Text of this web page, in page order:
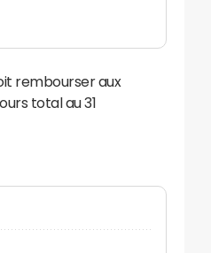
rembourser aux
total au 31